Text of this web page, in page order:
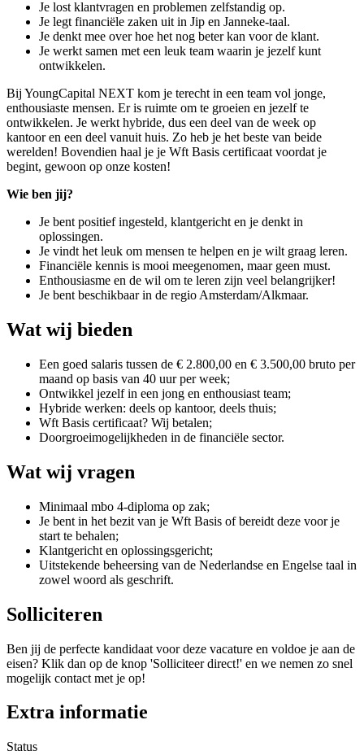
Je lost klantvragen en problemen zelfstandig op.
Je legt financiële zaken uit in Jip en Janneke-taal.
Je denkt mee over hoe het nog beter kan voor de klant.
Je werkt samen met een leuk team waarin je jezelf kunt
ontwikkelen.
Bij YoungCapital NEXT kom je terecht in een team vol jonge,
enthousiaste mensen. Er is ruimte om te groeien en jezelf te
ontwikkelen. Je werkt hybride, dus een deel van de week op
kantoor en een deel vanuit huis. Zo heb je het beste van beide
werelden! Bovendien haal je je Wft Basis certificaat voordat je
begint, gewoon op onze kosten!
Wie ben jij?
Je bent positief ingesteld, klantgericht en je denkt in
oplossingen.
Je vindt het leuk om mensen te helpen en je wilt graag leren.
Financiële kennis is mooi meegenomen, maar geen must.
Enthousiasme en de wil om te leren zijn veel belangrijker!
Je bent beschikbaar in de regio Amsterdam/Alkmaar.
Wat wij bieden
Een goed salaris tussen de € 2.800,00 en € 3.500,00 bruto per
maand op basis van 40 uur per week;
Ontwikkel jezelf in een jong en enthousiast team;
Hybride werken: deels op kantoor, deels thuis;
Wft Basis certificaat? Wij betalen;
Doorgroeimogelijkheden in de financiële sector.
Wat wij vragen
Minimaal mbo 4-diploma op zak;
Je bent in het bezit van je Wft Basis of bereidt deze voor je
start te behalen;
Klantgericht en oplossingsgericht;
Uitstekende beheersing van de Nederlandse en Engelse taal in
zowel woord als geschrift.
Solliciteren
Ben jij de perfecte kandidaat voor deze vacature en voldoe je aan de
eisen? Klik dan op de knop 'Solliciteer direct!' en we nemen zo snel
mogelijk contact met je op!
Extra informatie
Status